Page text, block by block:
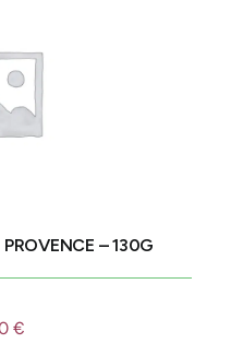
– 130G
€